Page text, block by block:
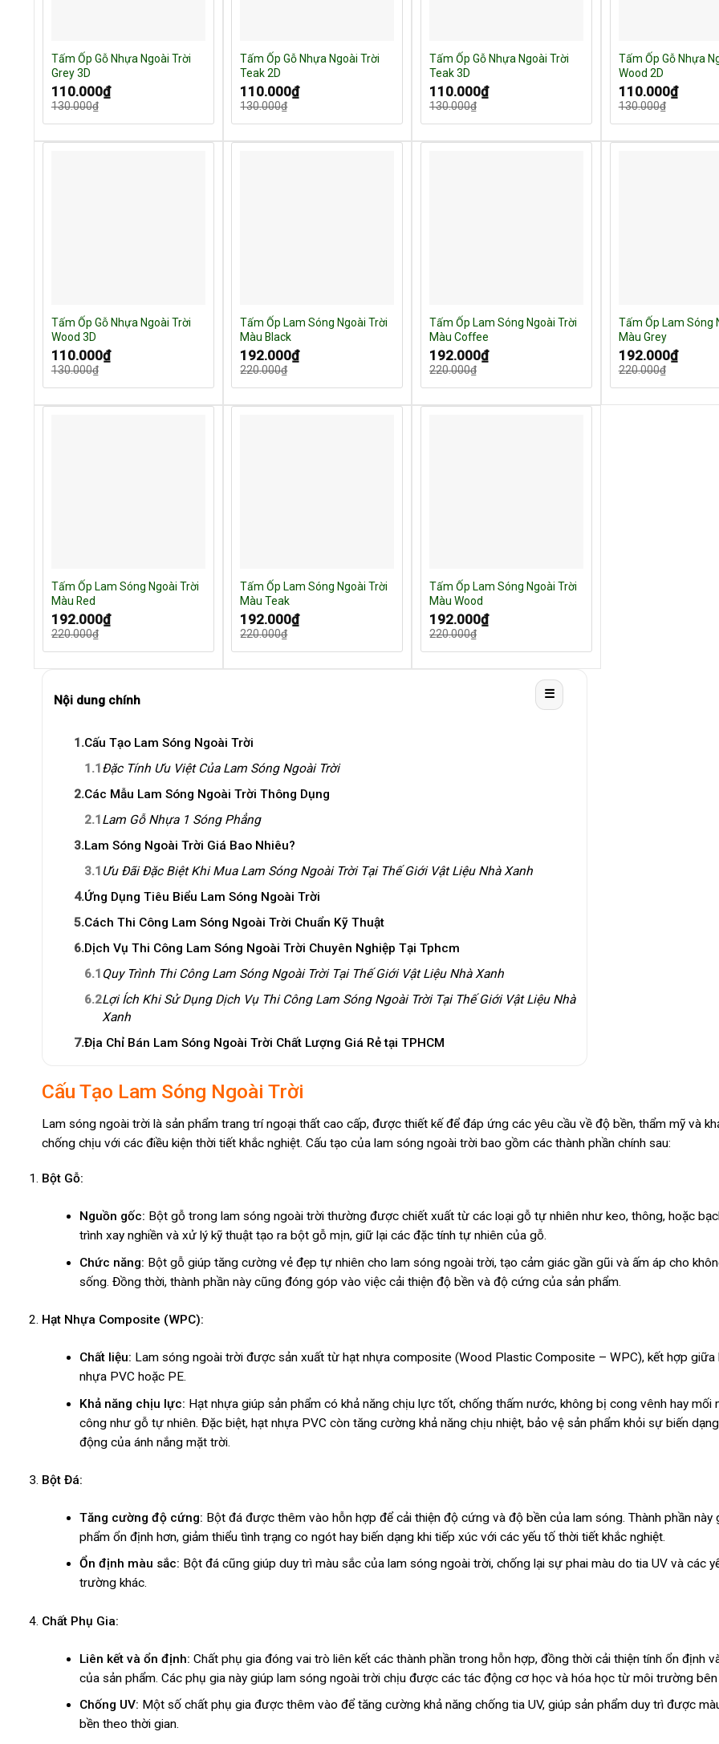
Tấm Ốp Gỗ Nhựa Ngoài Trời
Grey 3D
130.000₫
Giá
gốc
là:
110.000₫
Giá
hiện
tại
110.000₫.
Tấm Ốp Gỗ Nhựa Ngoài Trời
Teak 2D
130.000₫
Giá
gốc
là:
110.000₫
Giá
hiện
tại
110.000₫.
Tấm Ốp Gỗ Nhựa Ngoài Trời
Teak 3D
130.000₫
Giá
gốc
là:
110.000₫
Giá
hiện
tại
110.000₫.
Tấm Ốp Gỗ Nhựa
Wood 2D
130.000₫
Giá
gốc
là:
110.000₫
Giá
hiện
tại
110.000₫.
Tấm Ốp Gỗ Nhựa Ngoài Trời
Wood 3D
130.000₫
Giá
gốc
là:
110.000₫
Giá
hiện
tại
110.000₫.
Tấm Ốp Lam Sóng Ngoài Trời
Màu Black
220.000₫
Giá
gốc
là:
192.000₫
Giá
hiện
tại
192.000₫.
Tấm Ốp Lam Sóng Ngoài Trời
Màu Coffee
220.000₫
Giá
gốc
là:
192.000₫
Giá
hiện
tại
192.000₫.
Tấm Ốp Lam Sóng
Màu Grey
220.000₫
Giá
gốc
là:
192.000₫
Giá
hiện
tại
192.000₫.
Tấm Ốp Lam Sóng Ngoài Trời
Màu Red
220.000₫
Giá
gốc
là:
192.000₫
Giá
hiện
tại
192.000₫.
Tấm Ốp Lam Sóng Ngoài Trời
Màu Teak
220.000₫
Giá
gốc
là:
192.000₫
Giá
hiện
tại
192.000₫.
Tấm Ốp Lam Sóng Ngoài Trời
Màu Wood
220.000₫
Giá
gốc
là:
192.000₫
Giá
hiện
tại
192.000₫.
Nội dung chính ☰
1.Cấu Tạo Lam Sóng Ngoài Trời
1.1 Đặc Tính Ưu Việt Của Lam Sóng Ngoài Trời
2.Các Mẫu Lam Sóng Ngoài Trời Thông Dụng
2.1 Lam Gỗ Nhựa 1 Sóng Phẳng
3.Lam Sóng Ngoài Trời Giá Bao Nhiêu?
3.1 Ưu Đãi Đặc Biệt Khi Mua Lam Sóng Ngoài Trời Tại Thế Giới Vật Liệu Nhà Xanh
4.Ứng Dụng Tiêu Biểu Lam Sóng Ngoài Trời
5.Cách Thi Công Lam Sóng Ngoài Trời Chuẩn Kỹ Thuật
6.Dịch Vụ Thi Công Lam Sóng Ngoài Trời Chuyên Nghiệp Tại Tphcm
6.1 Quy Trình Thi Công Lam Sóng Ngoài Trời Tại Thế Giới Vật Liệu Nhà Xanh
6.2Lợi Ích Khi Sử Dụng Dịch Vụ Thi Công Lam Sóng Ngoài Trời Tại Thế Giới Vật Liệu Nhà
Xanh
7.Địa Chỉ Bán Lam Sóng Ngoài Trời Chất Lượng Giá Rẻ tại TPHCM
Cấu Tạo Lam Sóng Ngoài Trời
Lam sóng ngoài trời là sản phẩm trang trí ngoại thất cao cấp, được thiết kế để đáp ứng các yêu cầu về độ bền, thẩm mỹ và
chống chịu với các điều kiện thời tiết khắc nghiệt. Cấu tạo của lam sóng ngoài trời bao gồm các thành phần chính sau:
Bột Gỗ:
Nguồn gốc: Bột gỗ trong lam sóng ngoài trời thường được chiết xuất từ các loại gỗ tự nhiên như keo, thông, hoặc
trình xay nghiền và xử lý kỹ thuật tạo ra bột gỗ mịn, giữ lại các đặc tính tự nhiên của gỗ.
Chức năng: Bột gỗ giúp tăng cường vẻ đẹp tự nhiên cho lam sóng ngoài trời, tạo cảm giác gần gũi và ấm áp cho
sống. Đồng thời, thành phần này cũng đóng góp vào việc cải thiện độ bền và độ cứng của sản phẩm.
Hạt Nhựa Composite (WPC):
Chất liệu: Lam sóng ngoài trời được sản xuất từ hạt nhựa composite (Wood Plastic Composite – WPC), kết hợp giữa
nhựa PVC hoặc PE.
Khả năng chịu lực: Hạt nhựa giúp sản phẩm có khả năng chịu lực tốt, chống thấm nước, không bị cong vênh hay mối
công như gỗ tự nhiên. Đặc biệt, hạt nhựa PVC còn tăng cường khả năng chịu nhiệt, bảo vệ sản phẩm khỏi sự biến
động của ánh nắng mặt trời.
Bột Đá:
Tăng cường độ cứng: Bột đá được thêm vào hỗn hợp để cải thiện độ cứng và độ bền của lam sóng. Thành phần này
phẩm ổn định hơn, giảm thiểu tình trạng co ngót hay biến dạng khi tiếp xúc với các yếu tố thời tiết khắc nghiệt.
Ổn định màu sắc: Bột đá cũng giúp duy trì màu sắc của lam sóng ngoài trời, chống lại sự phai màu do tia UV và các
trường khác.
Chất Phụ Gia:
Liên kết và ổn định: Chất phụ gia đóng vai trò liên kết các thành phần trong hỗn hợp, đồng thời cải thiện tính ổn định
của sản phẩm. Các phụ gia này giúp lam sóng ngoài trời chịu được các tác động cơ học và hóa học từ môi trường bên
Chống UV: Một số chất phụ gia được thêm vào để tăng cường khả năng chống tia UV, giúp sản phẩm duy trì được
bền theo thời gian.